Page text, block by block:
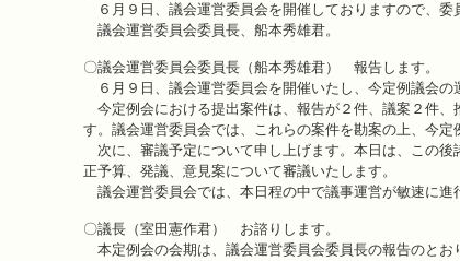
６月９日、議会運営委員会を開催しておりますので、委
議会運営委員会委員長、船本秀雄君。
〇議会運営委員会委員長（船本秀雄君） 報告します。
６月９日、議会運営委員会を開催いたし、今定例議会の
今定例会における提出案件は、報告が２件、議案２件、
す。議会運営委員会では、これらの案件を勘案の上、今
次に、審議予定について申し上げます。本日は、この
正予算、発議、意見案について審議いたします。
議会運営委員会では、本日程の中で議事運営が敏速に進
〇議長（室田憲作君） お諮りします。
本定例会の会期は、議会運営委員会委員長の報告のとお